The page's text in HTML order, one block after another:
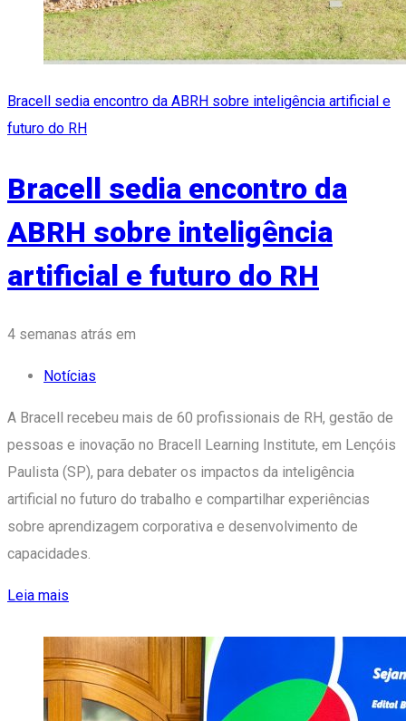
Bracell sedia encontro da ABRH sobre inteligência artificial e
futuro do RH
Bracell sedia encontro da
ABRH sobre inteligência
artificial e futuro do RH
4 semanas atrás em
Notícias
A Bracell recebeu mais de 60 profissionais de RH, gestão de
pessoas e inovação no Bracell Learning Institute, em Lençóis
Paulista (SP), para debater os impactos da inteligência
artificial no futuro do trabalho e compartilhar experiências
sobre aprendizagem corporativa e desenvolvimento de
capacidades.
Leia mais